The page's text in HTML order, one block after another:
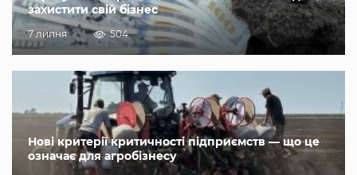
захистити свій бізнес
7 липня 504
Нові критерії критичності підприємств — що це
означає для агробізнесу